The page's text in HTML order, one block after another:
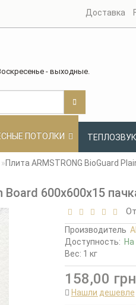
Доставка
- выходные.
ПОТОЛКИ
Плита ARMSTRONG BioGuard
Board 600х600х15
Производитель
Доступность: На
Вес: 1 кг
158,00 грн
Нашли дешевле